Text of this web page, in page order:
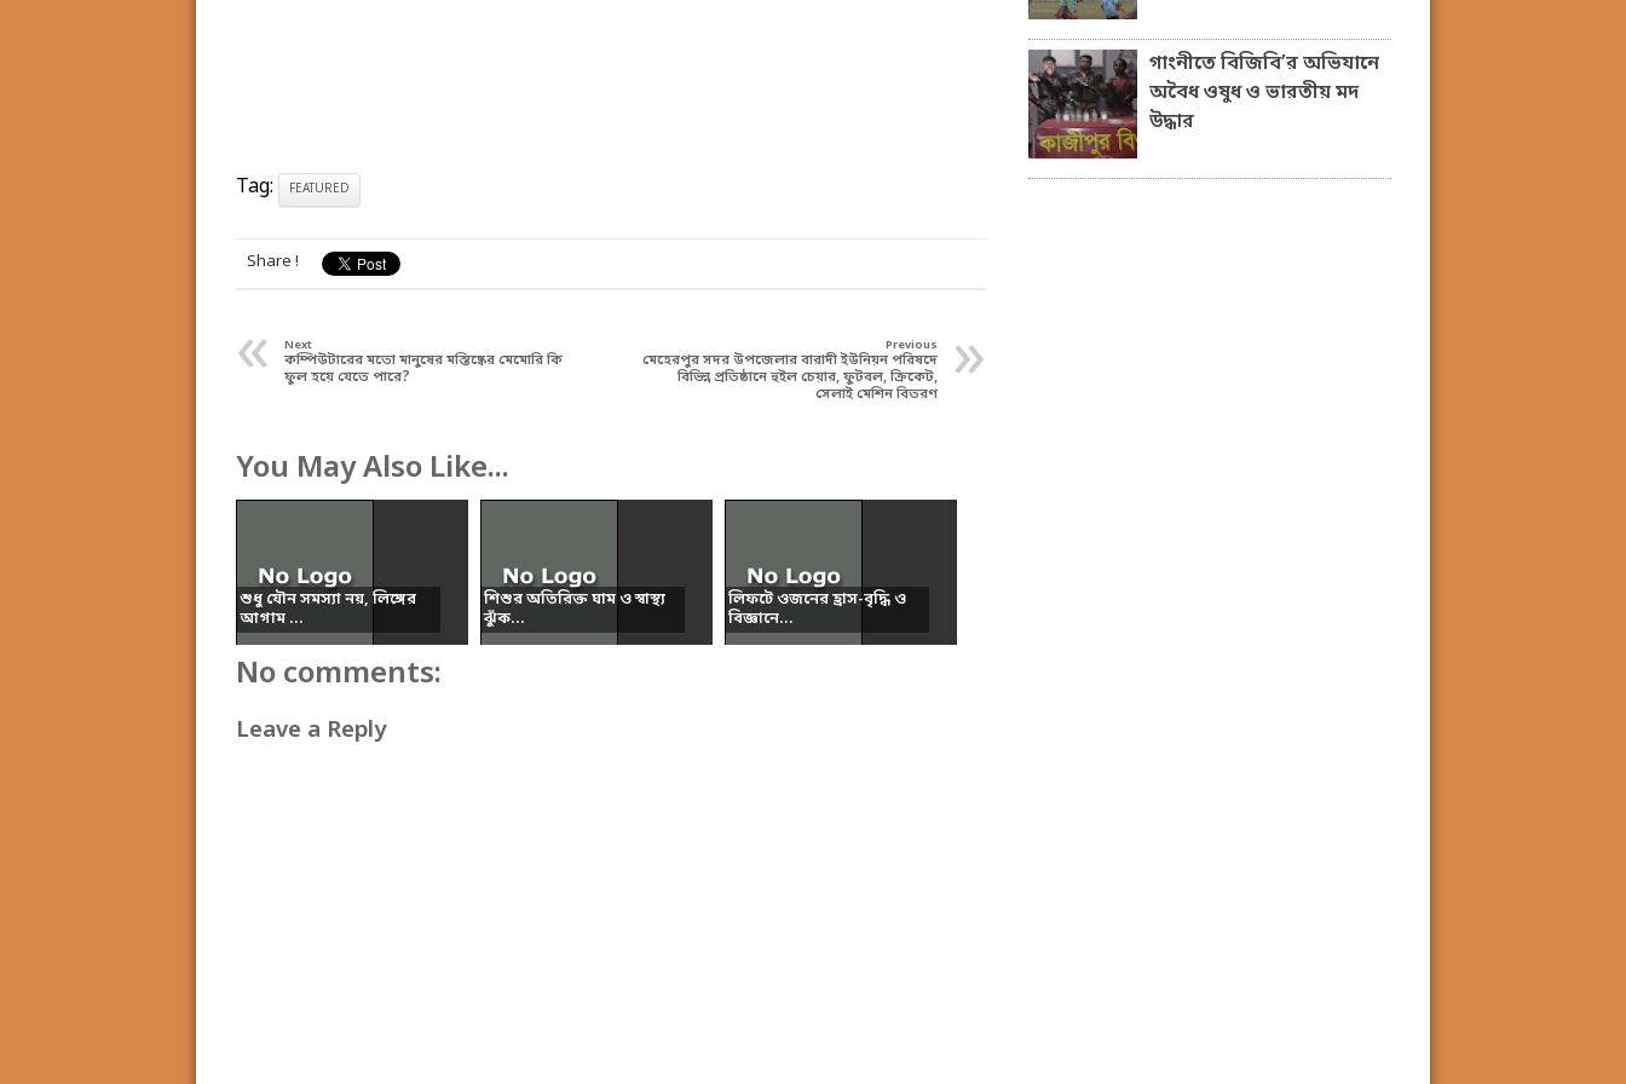
Tag: FEATURED
Share !
« Next
কম্পিউটারের মতো মানুষের মস্তিষ্কের মেমোরি কি
ফুল হয়ে যেতে পারে?
»
Previous
মেহেরপুর সদর উপজেলার বারাদী ইউনিয়ন পরিষদে
বিভিন্ন প্রতিষ্ঠানে হুইল চেয়ার, ফুটবল, ক্রিকেট,
সেলাই মেশিন বিতরণ
You May Also Like...
শুধু যৌন সমস্যা নয়, লিঙ্গের
আগাম ...
শিশুর অতিরিক্ত ঘাম ও স্বাস্থ্য
ঝুঁক...
লিফটে ওজনের হ্রাস-বৃদ্ধি ও
বিজ্ঞানে...
No comments:
Leave a Reply
গাংনীতে বিজিবি’র অভিযানে
অবৈধ ওষুধ ও ভারতীয় মদ
উদ্ধার